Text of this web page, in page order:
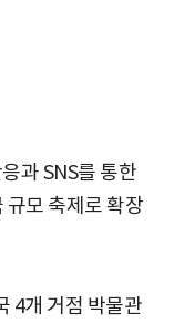
과 SNS를 통한
규모 축제로 확장
4개 거점 박물관